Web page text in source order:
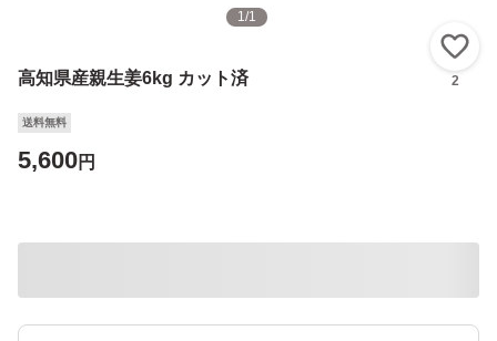
1/1
高知県産親生姜6kg カット済 2
送料無料
5,600円